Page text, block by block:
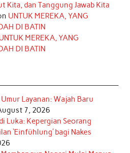
n
Kita, dan Tanggung Jawab Kita
UNTUK MEREKA, YANG
DI BATIN
MEREKA, YANG
DI BATIN
Layanan: Wajah Baru
7, 2026
Luka: Kepergian Seorang
‘Einfühlung’ bagi Nakes